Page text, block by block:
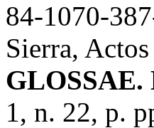
84-1070-
Sierra,
1, n. 22, p.